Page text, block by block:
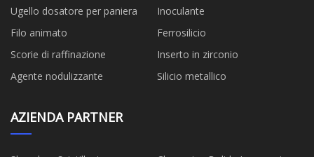
Ugello dosatore per paniera
Inoculante
Filo animato
Ferrosilicio
Scorie di raffinazione
Inserto in zirconio
Agente nodulizzante
Silicio metallico
AZIENDA PARTNER